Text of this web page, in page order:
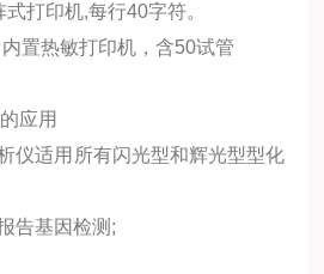
打印机,每行40字符。
置热敏打印机，含50试管
应用
仪适用所有闪光型和辉光型型化
告基因检测;